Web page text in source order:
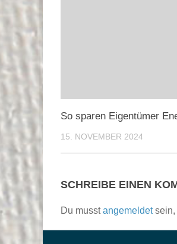
So sparen Eigentümer
15. NOVEMBER 2024
SCHREIBE EINEN
Du musstangemeldetsein,